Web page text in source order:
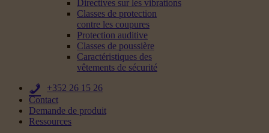
Directives sur les vibrations
Classes de protection
contre les coupures
Protection auditive
Classes de poussière
Caractéristiques des
vêtements de sécurité
+352 26 15 26
Contact
Demande de produit
Ressources